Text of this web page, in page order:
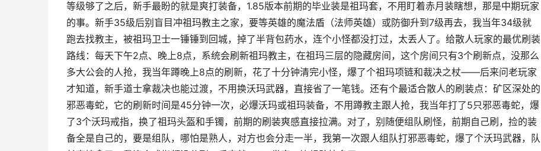
等级够了之后，新手最盼的就是爽打装备，1.85版本前期的毕业装是祖玛套，不用盯着赤月装瞎想，那是中期玩家
的事。新手35级后别盲目冲祖玛教主之家，要等英雄的魔法盾（法师英雄）或防御升到7级再去，我当年34级就
跑去找教主，被祖玛卫士一锤锤到回城，掉了半背包药水，连个小怪都没打过，太丢人了。给散人玩家的最优刷装
路线：每天下午2点、晚上8点，系统会刷新祖玛教主，在祖玛三层的隐藏房间，这个房间只有3个刷新点，没那么
多大公会的人抢，我当年蹲晚上8点的刷新，花了十分钟清完小怪，爆了个祖玛项链和裁决之杖——后来问老玩家
才知道，新手道士拿裁决也能过渡，不用换沃玛武器，直接省了一笔钱。还有个最适合散人的刷装点：矿区深处的
邪恶毒蛇，它的刷新时间是45分钟一次，必爆沃玛或祖玛装备，不用蹲教主跟人抢，我当年打了5只邪恶毒蛇，爆
了3个沃玛戒指，换了祖玛头盔和手镯，前期的刷装爽感直接拉满。对了，别随便组队刷怪，前期自己刷，捡的装
备全是自己的，要是组队，哪怕是熟人，对方也会分走一半，我第一次跟人组队打邪恶毒蛇，爆了个沃玛武器，队